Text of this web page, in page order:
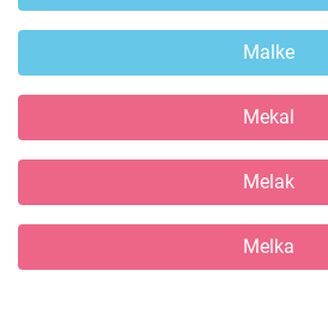
Malke
Mekal
Melak
Melka